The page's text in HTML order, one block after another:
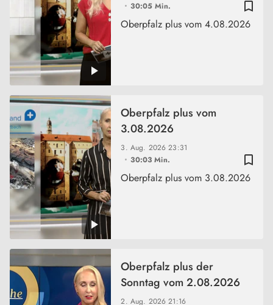
bookmark_border
30:05 Min.
Oberpfalz plus vom 4.08.2026
bookmark_border
3. Aug. 202623:31
30:03 Min.
Oberpfalz plus vom
3.08.2026
Oberpfalz plus vom 3.08.2026
2. Aug. 202621:16
Oberpfalz plus der
Sonntag vom 2.08.2026